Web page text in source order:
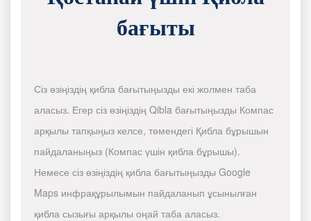
бағыты
Сіз өзіңіздің қибла бағытыңызды екі жолмен таба
аласыз. Егер сіз өзіңіздің Qibla бағытыңызды Компас
арқылы тапқыңыз келсе, төмендегі Қибла бұрышын
пайдаланыңыз (Компас үшін қибла бұрышы).
Немесе сіз өзіңіздің қибла бағытыңызды Google
Maps инфрақұрылымын пайдаланып ұсынылған
қибла сызығы арқылы оңай таба аласыз.